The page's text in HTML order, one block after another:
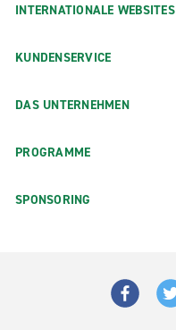
INTERNATIONALE WEBSITES
KUNDENSERVICE
DAS UNTERNEHMEN
PROGRAMME
SPONSORING